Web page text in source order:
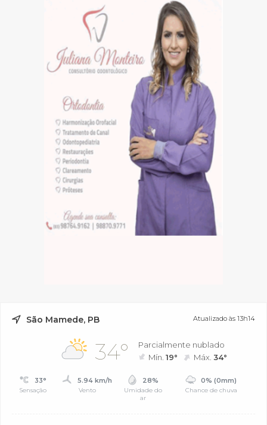
São Mamede, PB Atualizado às 13h14
34°
Parcialmente nublado
Mín.19° Máx.34°
33°
Sensação
5.94 km/h
Vento
28%
Umidade do
ar
0% (0mm)
Chance de chuva